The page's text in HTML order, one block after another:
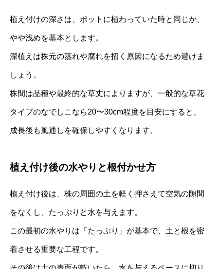
植え付けの深さは、ポットに植わっていた時と同じか、
やや浅めを基本とします。
深植えは株元の蒸れや腐れを招く原因になるため避けま
しょう。
株間は品種や最終的な草丈によりますが、一般的な草花
タイプのなでしこなら20〜30cm程度を目安にすると、
成長後も風通しを確保しやすくなります。
植え付け後の水やりと根付かせ方
植え付け後は、株の周囲の土を軽く押さえて空気の隙間
をなくし、たっぷりと水を与えます。
この最初の水やりは「たっぷり」が基本で、土と根を密
着させる重要な工程です。